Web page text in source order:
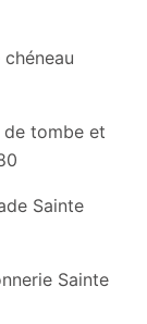
tombe et
Sainte
Sainte